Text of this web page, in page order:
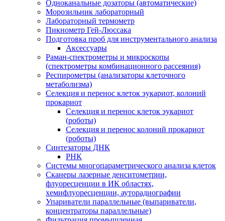
Одноканальные дозаторы (автоматические)
Морозильник лабораторный
Лабораторный термометр
Пикнометр Гей-Люссака
Подготовка проб для инструментального анализа
Аксессуары
Раман-спектрометры и микроскопы
(спектрометры комбинационного рассеяния)
Респирометры (анализаторы клеточного
метаболизма)
Селекция и перенос клеток эукариот, колоний
прокариот
Селекция и перенос клеток эукариот
(роботы)
Селекция и перенос колоний прокариот
(роботы)
Синтезаторы ДНК
РНК
Системы многопараметрического анализа клеток
Сканеры лазерные денситометрии,
флуоресценции в ИК областях,
хемифлуоресценции, ауторадиографии
Упариватели параллельные (выпариватели,
концентраторы параллельные)